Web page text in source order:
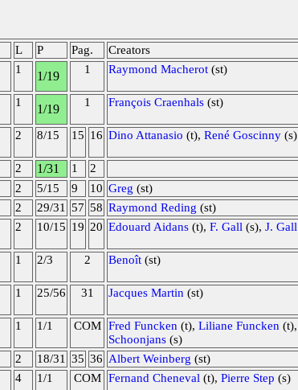
L P Pag. Creators
1 1/19 1 Raymond Macherot (st)
1 1/19 1 François Craenhals (st)
2 8/15 15 16 Dino Attanasio (t), René Goscinny (s)
2 1/31 1
2
2 5/15 9 10 Greg (st)
2 29/31 57 58 Raymond Reding (st)
2 10/15 19 20 Edouard Aidans (t), F. Gall (s), J. Gall
1 2/3 2 Benoît (st)
1 25/56 31 Jacques Martin (st)
1 1/1 COM Fred Funcken (t), Liliane Funcken (t),
Schoonjans (s)
2 18/31 35 36 Albert Weinberg (st)
4 1/1 COM Fernand Cheneval (t), Pierre Step (s)